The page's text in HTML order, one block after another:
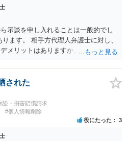
へ公表する必要があるケース等）で
する等の工夫をすることがあります
だりに紛争情報を口外することそれ
への抑止効果として口外禁止条項を
多いと思われます（上記のとおり、
約金条項とワンセットにすることで
示談を申し入れることは一般的でし
ます。 相手方代理人弁護士に対し、
メリットはありますか。 →弁護士で
という点が指摘されるでしょう。 弁
場合、自分で示談交渉を行う際に注
い。 →分からないことが出てきたら
と存じます。まずは電話相談などで
お勧めいたします。
された
訟・損害賠償請求
#個人情報削除
役にたった 3